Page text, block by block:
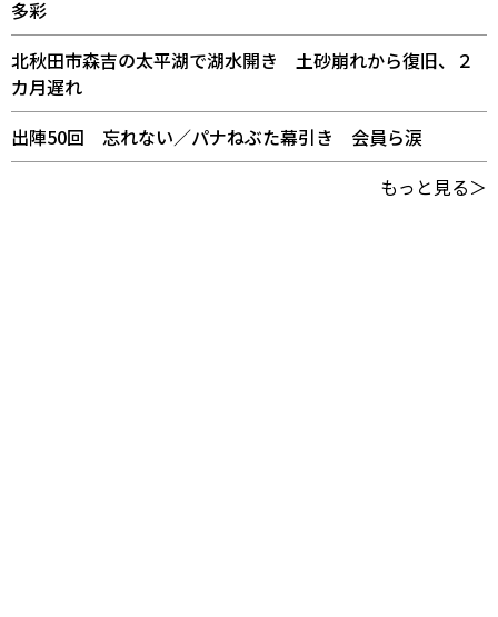
多彩
北秋田市森吉の太平湖で湖水開き 土砂崩れから復旧、２
カ月遅れ
出陣50回 忘れない／パナねぶた幕引き 会員ら涙
もっと見る＞